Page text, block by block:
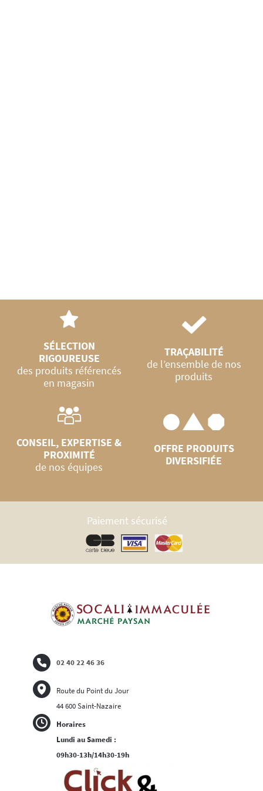
SÉLECTION
RIGOUREUSE
des produits référencés
en magasin
TRAÇABILITÉ
de l’ensemble de nos
produits
CONSEIL, EXPERTISE &
PROXIMITÉ
de nos équipes
OFFRE PRODUITS
DIVERSIFIÉE
Paiement sécurisé
Horaires
Lundi au Samedi :
09h30-13h/14h30-19h
02 40 22 46 36
Route du Point du Jour
44 600 Saint-Nazaire